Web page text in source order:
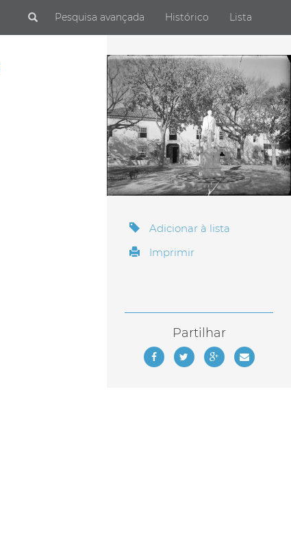
SubmitPesquisa avançada Histórico Lista
Adicionar à lista
Imprimir
Partilhar